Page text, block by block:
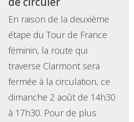
En raison de la deuxième
étape du Tour de France
féminin, la route qui
traverse Clarmont sera
fermée à la circulation, ce
dimanche 2 août de 14h30
à 17h30. Pour de plus